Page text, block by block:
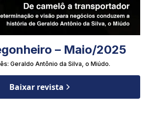
– Maio/2025
Geraldo Antônio da Silva, o Miúdo.
Baixar revista